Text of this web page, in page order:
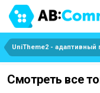
Смотреть все